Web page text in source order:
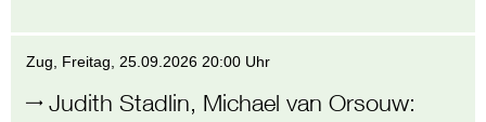
Zug , Freitag, 25.09.2026 20:00 Uhr
Judith Stadlin, Michael van Orsouw: